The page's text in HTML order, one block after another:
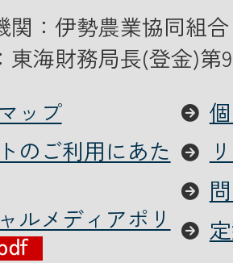
関：伊勢農業協同組合
東海財務局長(登金)第
ップ
のご利用にあた
ルメディアポリ